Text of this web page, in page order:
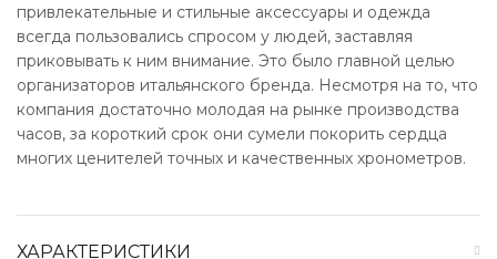
привлекательные и стильные аксессуары и одежда
всегда пользовались спросом у людей, заставляя
приковывать к ним внимание. Это было главной целью
организаторов итальянского бренда. Несмотря на то, что
компания достаточно молодая на рынке производства
часов, за короткий срок они сумели покорить сердца
многих ценителей точных и качественных хронометров.
ХАРАКТЕРИСТИКИ